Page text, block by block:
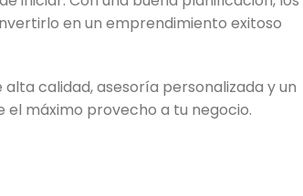
en un emprendimiento exitoso
calidad, asesoría personalizada y un
máximo provecho a tu negocio.